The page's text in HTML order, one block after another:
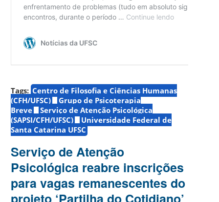
Tags: Centro de Filosofia e Ciências Humanas
(CFH/UFSC)
Grupo de Psicoterapia
Breve
Serviço de Atenção Psicológica
(SAPSI/CFH/UFSC)
Universidade Federal de
Santa Catarina UFSC
Serviço de Atenção
Psicológica reabre inscrições
para vagas remanescentes do
projeto ‘Partilha do Cotidiano’